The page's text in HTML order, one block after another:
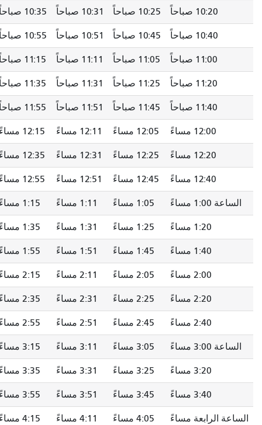
10:20 صباحاً 10:25 صباحاً 10:31 صباحاً 10:35 صباحاً
10:40 صباحاً 10:45 صباحاً 10:51 صباحاً 10:55 صباحاً
11:00 صباحاً 11:05 صباحاً 11:11 صباحاً 11:15 صباحاً
11:20 صباحاً 11:25 صباحاً 11:31 صباحاً 11:35 صباحاً
11:40 صباحاً 11:45 صباحاً 11:51 صباحاً 11:55 صباحاً
12:00 مساءً 12:05 مساءً 12:11 مساءً 12:15 مساءً
12:20 مساءً 12:25 مساءً 12:31 مساءً 12:35 مساءً
12:40 مساءً 12:45 مساءً 12:51 مساءً 12:55 مساءً
الساعة 1:00 مساءً 1:05 مساءً 1:11 مساءً 1:15 مساءً
1:20 مساءً 1:25 مساءً 1:31 مساءً 1:35 مساءً
1:40 مساءً 1:45 مساءً 1:51 مساءً 1:55 مساءً
2:00 مساءً 2:05 مساءً 2:11 مساءً 2:15 مساءً
2:20 مساءً 2:25 مساءً 2:31 مساءً 2:35 مساءً
2:40 مساءً 2:45 مساءً 2:51 مساءً 2:55 مساءً
الساعة 3:00 مساءً 3:05 مساءً 3:11 مساءً 3:15 مساءً
3:20 مساءً 3:25 مساءً 3:31 مساءً 3:35 مساءً
3:40 مساءً 3:45 مساءً 3:51 مساءً 3:55 مساءً
الساعة الرابعة مساءً 4:05 مساءً 4:11 مساءً 4:15 مساءً